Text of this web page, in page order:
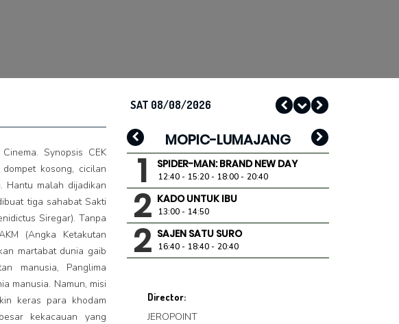
Synopsis CEK
kosong, cicilan
Hantu malah dijadikan
tiga sahabat Sakti
Siregar). Tanpa
(Angka Ketakutan
martabat dunia gaib
manusia, Panglima
manusia. Namun, misi
keras para khodam
kekacauan yang
SAT 08/08/2026
MOPIC-LUMAJANG
1 SPIDER-MAN: BRAND NEW DAY
12:40 15:20 18:00 20:40
2 KADO UNTUK IBU
13:00 14:50
2 SAJEN SATU SURO
16:40 18:40 20:40
Director:
JEROPOINT